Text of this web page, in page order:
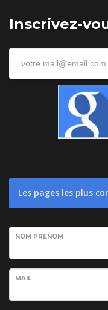
Inscrivez-
Les pages les plus
NOM PRÉNOM
MAIL